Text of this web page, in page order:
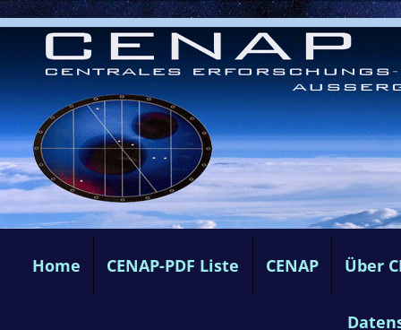
Home CENAP-PDF Liste CENAP Über